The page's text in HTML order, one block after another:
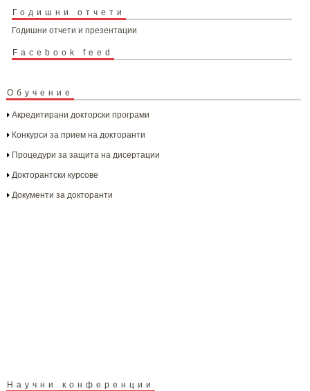
Годишни отчети
Годишни отчети и презентации
Facebook feed
Обучение
Акредитирани докторски програми
Конкурси за прием на докторанти
Процедури за защита на дисертации
Докторантски курсове
Документи за докторанти
Научни конференции